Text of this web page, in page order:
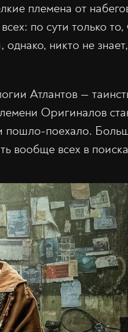
племена от
по сути только то,
никто не
Атлантов —
Оригиналов
пошло-поехало.
вообще всех в